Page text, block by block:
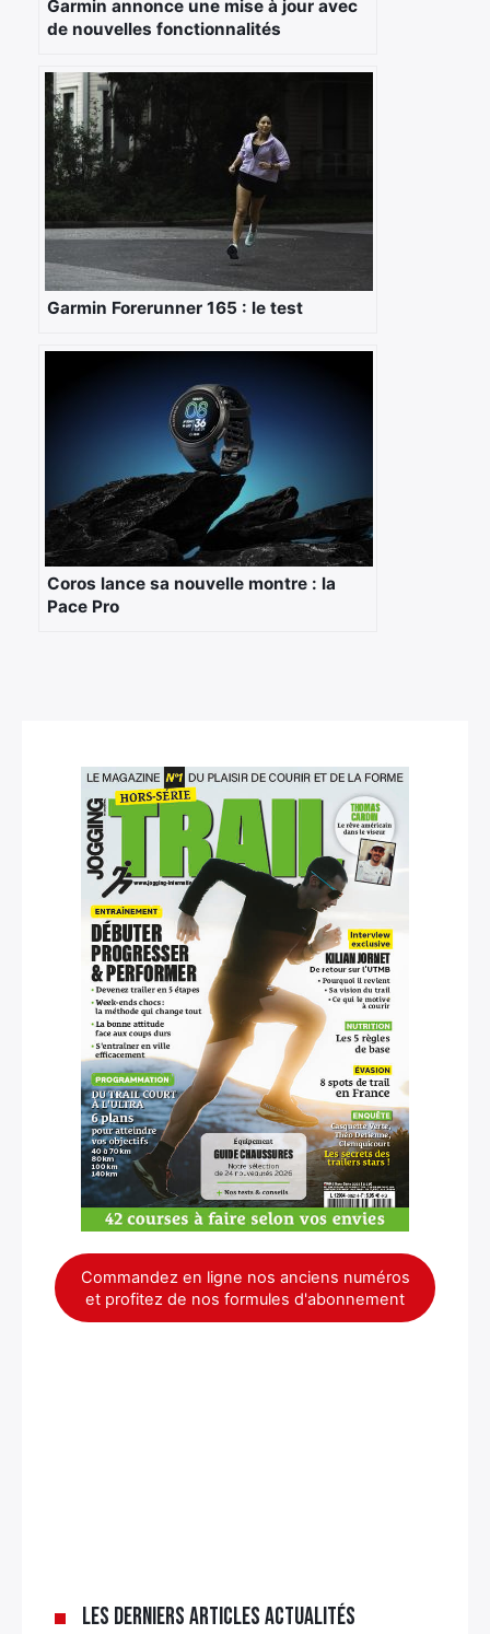
Garmin annonce une mise à jour avec
de nouvelles fonctionnalités
Garmin Forerunner 165 : le test
Coros lance sa nouvelle montre : la
Pace Pro
Commandez en ligne nos anciens numéros
et profitez de nos formules d'abonnement
Les derniers articles Actualités